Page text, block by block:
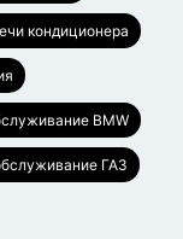
кондиционера
BMW
ГАЗ